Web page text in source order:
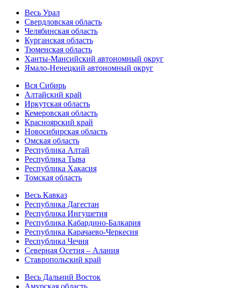
Весь Урал
Свердловская область
Челябинская область
Курганская область
Тюменская область
Ханты-Мансийский автономный округ
Ямало-Ненецкий автономный округ
Вся Сибирь
Алтайский край
Иркутская область
Кемеровская область
Красноярский край
Новосибирская область
Омская область
Республика Алтай
Республика Тыва
Республика Хакасия
Томская область
Весь Кавказ
Республика Дагестан
Республика Ингушетия
Республика Кабардино-Балкария
Республика Карачаево-Черкесия
Республика Чечня
Северная Осетия – Алания
Ставропольский край
Весь Дальний Восток
Амурская область